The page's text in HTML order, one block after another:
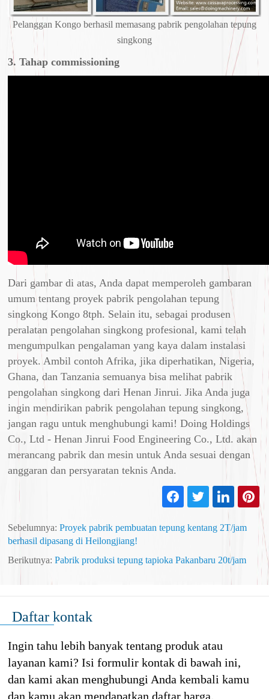
Pelanggan Kongo berhasil memasang pabrik pengolahan tepung
singkong
3. Tahap commissioning
Dari gambar di atas, Anda dapat memperoleh gambaran
umum tentang proyek pabrik pengolahan tepung
singkong Kongo 8tph. Selain itu, sebagai produsen
peralatan pengolahan singkong profesional, kami telah
mengumpulkan pengalaman yang kaya dalam instalasi
proyek. Ambil contoh Afrika, jika diperhatikan, Nigeria,
Ghana, dan Tanzania semuanya bisa melihat pabrik
pengolahan singkong dari Henan Jinrui. Jika Anda juga
ingin mendirikan pabrik pengolahan tepung singkong,
jangan ragu untuk menghubungi kami! Doing Holdings
Co., Ltd - Henan Jinrui Food Engineering Co., Ltd. akan
merancang pabrik dan mesin untuk Anda sesuai dengan
anggaran dan persyaratan teknis Anda.
Sebelumnya:Proyek pabrik pembuatan tepung kentang 2T/jam
berhasil dipasang di Heilongjiang!
Berikutnya:Pabrik produksi tepung tapioka Pakanbaru 20t/jam
Daftar kontak
Ingin tahu lebih banyak tentang produk atau
layanan kami? Isi formulir kontak di bawah ini,
dan kami akan menghubungi Anda kembali kamu
dan kamu akan mendapatkan daftar harga.